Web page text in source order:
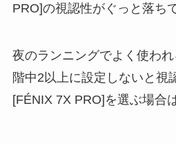
PRO]の視認性がぐっと落ち
夜のランニングでよく使わ
階中2以上に設定しないと視
[FÉNIX 7X PRO]を選ぶ場合